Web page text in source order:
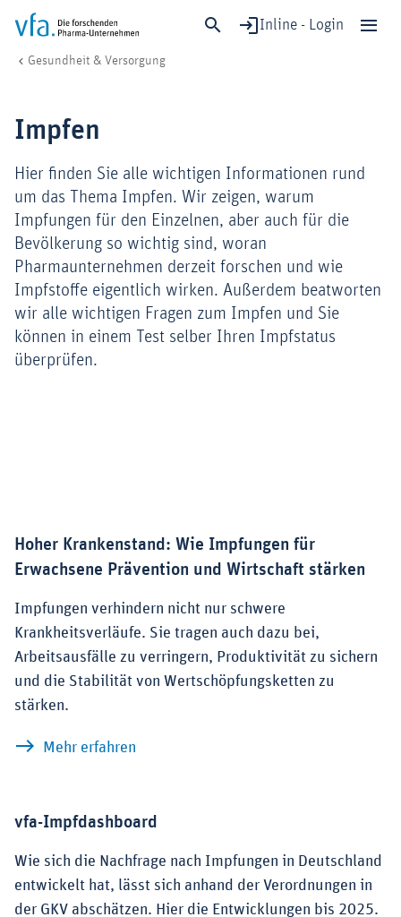
Inline - Login
Forschung & Entwicklung
Gesundheit & Versorgung
Wirtschaft & Standort
Digitalisierung & KI
Verband & Mitglieder
Mitglied werden!
Medien
Gesundheit & Versorgung
Impfen
Hier finden Sie alle wichtigen Informationen rund
um das Thema Impfen. Wir zeigen, warum
Impfungen für den Einzelnen, aber auch für die
Bevölkerung so wichtig sind, woran
Pharmaunternehmen derzeit forschen und wie
Impfstoffe eigentlich wirken. Außerdem beatworten
wir alle wichtigen Fragen zum Impfen und Sie
können in einem Test selber Ihren Impfstatus
überprüfen.
Hoher Krankenstand: Wie Impfungen für
Erwachsene Prävention und Wirtschaft stärken
Impfungen verhindern nicht nur schwere
Krankheitsverläufe. Sie tragen auch dazu bei,
Arbeitsausfälle zu verringern, Produktivität zu sichern
und die Stabilität von Wertschöpfungsketten zu
stärken.
Mehr erfahren
vfa-Impfdashboard
Wie sich die Nachfrage nach Impfungen in Deutschland
entwickelt hat, lässt sich anhand der Verordnungen in
der GKV abschätzen. Hier die Entwicklungen bis 2025.